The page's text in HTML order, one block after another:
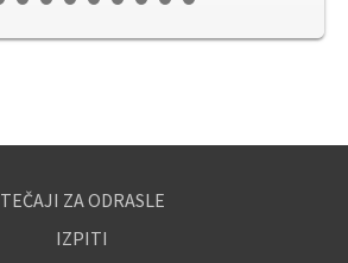
TEČAJI ZA ODRASLE
IZPITI